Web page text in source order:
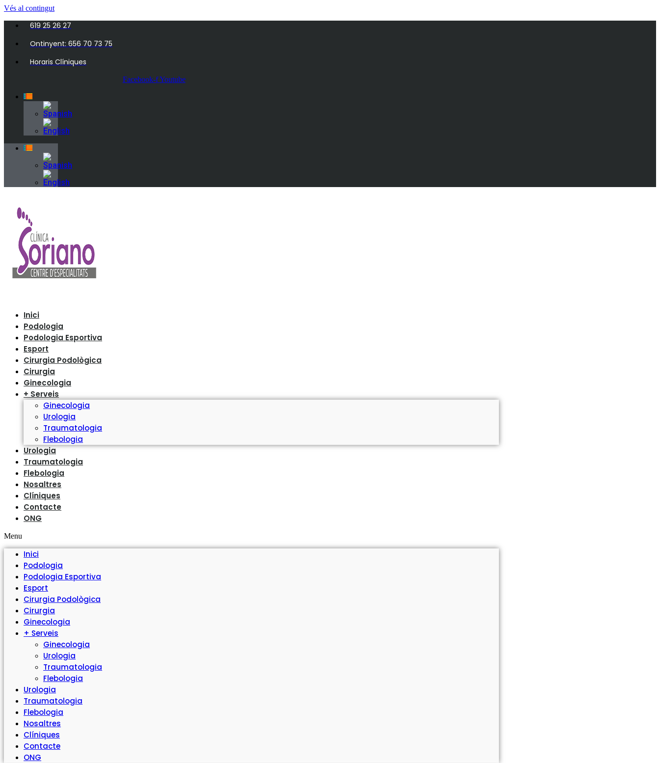
Vés al contingut
619 25 26 27
Ontinyent: 656 70 73 75
Horaris Clíniques
Facebook-f Youtube
Inici
Podologia
Podologia Esportiva
Esport
Cirurgia Podològica
Cirurgia
Ginecologia
+ Serveis
Ginecologia
Urologia
Traumatologia
Flebologia
Urologia
Traumatologia
Flebologia
Nosaltres
Clíniques
Contacte
ONG
Menu
Inici
Podologia
Podologia Esportiva
Esport
Cirurgia Podològica
Cirurgia
Ginecologia
+ Serveis
Ginecologia
Urologia
Traumatologia
Flebologia
Urologia
Traumatologia
Flebologia
Nosaltres
Clíniques
Contacte
ONG